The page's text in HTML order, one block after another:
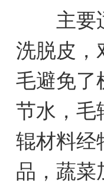
主要适
洗脱皮，
毛避免了
节水，毛
辊材料经
品，蔬菜